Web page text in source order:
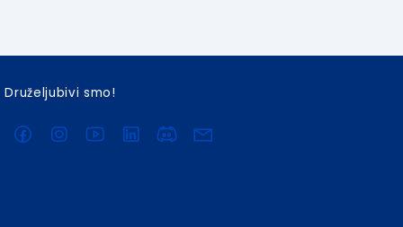
Druželjubivi smo!